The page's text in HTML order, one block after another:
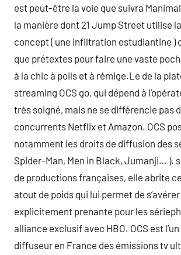
est peut-être la voie que suivra
la manière dont 21 Jump Street utilise
concept ( une infiltration estudiantine )
que prétextes pour faire une vaste
à la chic à poils et à rémige.Le de la
streaming OCS go, qui dépend à
très soigné, mais ne se différencie pas
concurrents Netflix et Amazon. OCS
notamment les droits de diffusion des
Spider-Man, Men in Black, Jumanji… ).
de productions françaises, elle abrite
atout de poids qui lui permet de
explicitement prenante pour les
alliance exclusif avec HBO. OCS est
diffuseur en France des émissions tv